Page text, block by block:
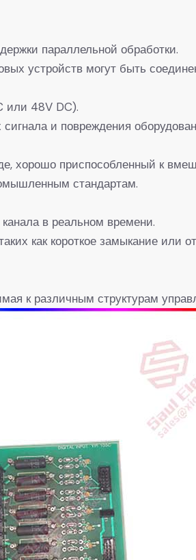
параллельной обработки.
устройств могут быть
или 48V DC).
и повреждения
хорошо приспособленный к
стандартам.
в реальном времени.
как короткое замыкание или
к различным структурам